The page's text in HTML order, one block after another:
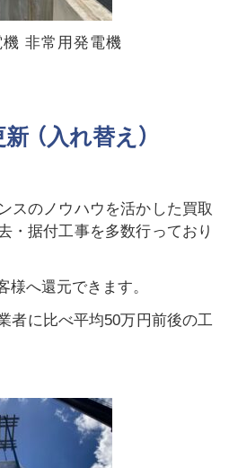
非常用発電機
（入れ替え）
スのノウハウを活かした買取
・据付工事を多数行っており
様へ還元できます。
者に比べ平均50万円前後の工